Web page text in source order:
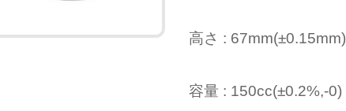
高さ : 67mm(±0.15mm)
容量 : 150cc(±0.2%,-0)